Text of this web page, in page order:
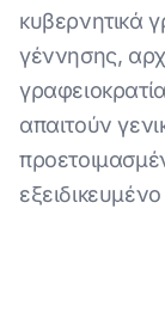
κυβερνητικά
γέννησης,
απαιτούν